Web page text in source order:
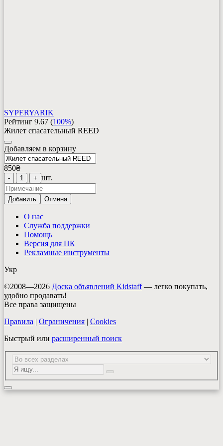
SYPERYARIK
Рейтинг 9.67 (100%)
Жилет спасательный REED
Добавляем в корзину
850₴
- 1 + шт.
Добавить Отмена
О нас
Служба поддержки
Помощь
Версия для ПК
Рекламные инструменты
Укр
©2008—2026 Доска объявлений Kidstaff— легко покупать,
удобно продавать!
Все права защищены
Правила | Ограничения | Cookies
Быстрый или расширенный поиск